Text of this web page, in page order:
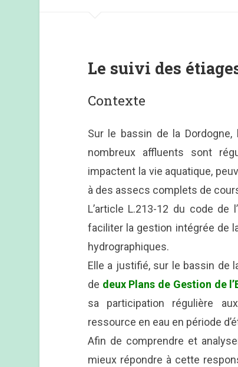
Le suivi des
Contexte
Sur le bassin de la Dordogne,
nombreux affluents sont
impactent la vie aquatique,
à des assecs complets de cours
L’article L.213-12 du code de
faciliter la gestion intégrée de
hydrographiques.
Elle a justifié, sur le bassin de
de deux Plans de Gestion de
sa participation régulière
ressource en eau en période
Afin de comprendre et
mieux répondre à cette